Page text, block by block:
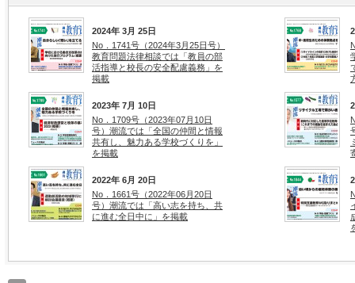
2024年 3月 25日
No．1741号（2024年3月25日号）
教育問題法律相談では「教員の部
活指導と校長の安全配慮義務」を
掲載
2023年 7月 10日
No．1709号（2023年07月10日
号）潮流では「全国の仲間と情報
共有し、魅力ある学校づくりを」
を掲載
2022年 6月 20日
No．1661号（2022年06月20日
号）潮流では「高い志を持ち、共
に進む全日中に」を掲載